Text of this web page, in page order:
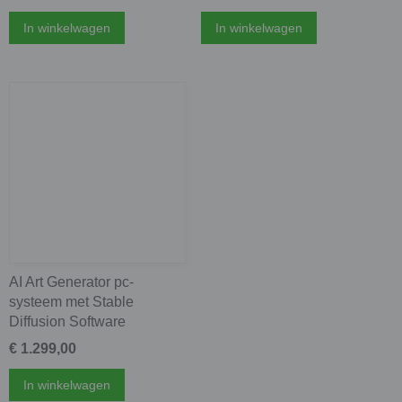
In winkelwagen In winkelwagen
AI Art Generator pc-
systeem met Stable
Diffusion Software
€ 1.299,00
In winkelwagen